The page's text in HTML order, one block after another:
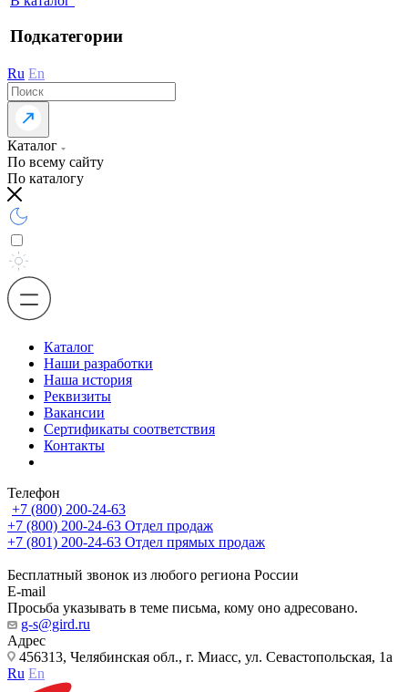
Подкатегории
Ru En
Каталог
По всему сайту
По каталогу
Каталог
Наши разработки
Наша история
Реквизиты
Вакансии
Сертификаты соответствия
Контакты
Телефон
+7 (800) 200-24-63
+7 (800) 200-24-63 Отдел продаж
+7 (801) 200-24-63 Отдел прямых продаж
Бесплатный звонок из любого региона России
E-mail
Просьба указывать в теме письма, кому оно адресовано.
g-s@gird.ru
Адрес
456313, Челябинская обл., г. Миасс, ул. Севастопольская, 1а
Ru En